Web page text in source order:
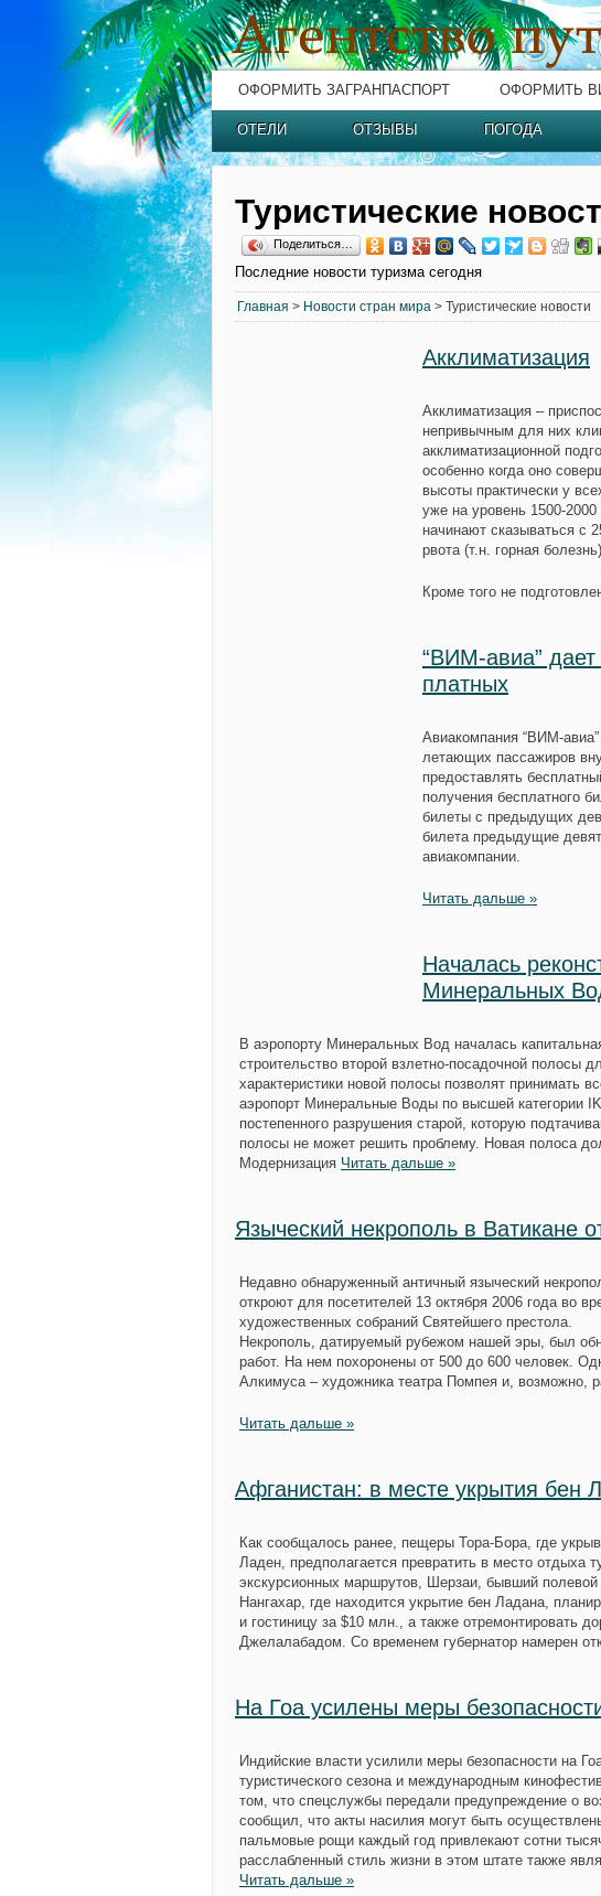
ОФОРМИТЬ ЗАГРАНПАСПОРТ ОФОРМИТЬ
ОТЕЛИ ОТЗЫВЫ ПОГОДА
Туристические
Поделиться…
Последние новости туризма сегодня
Главная > Новости стран мира > Туристические новости
Акклиматизация
Акклиматизация –
непривычным для них
акклиматизационной
особенно когда оно
высоты практически у
уже на уровень 1500-
начинают сказываться с
рвота (т.н. горная
Кроме того не
“ВИМ-авиа” дает
платных
Авиакомпания “ВИМ-
летающих пассажиров
предоставлять
получения бесплатного
билеты с предыдущих
билета предыдущие
авиакомпании.
Читать дальше »
Началась
Минеральных
В аэропорту Минеральных Вод началась
строительство второй взлетно-посадочной полосы
характеристики новой полосы позволят принимать
аэропорт Минеральные Воды по высшей категории
постепенного разрушения старой, которую
полосы не может решить проблему. Новая полоса
Модернизация Читать дальше »
Языческий некрополь в Ватикане
Недавно обнаруженный античный языческий
откроют для посетителей 13 октября 2006 года во
художественных собраний Святейшего престола.
Некрополь, датируемый рубежом нашей эры, был
работ. На нем похоронены от 500 до 600 человек.
Алкимуса – художника театра Помпея и, возможно,
Читать дальше »
Афганистан: в месте укрытия бен
Как сообщалось ранее, пещеры Тора-Бора, где
Ладен, предполагается превратить в место отдыха
экскурсионных маршрутов, Шерзаи, бывший
Нангахар, где находится укрытие бен Ладана,
и гостиницу за $10 млн., а также отремонтировать
Джелалабадом. Со временем губернатор намерен
На Гоа усилены меры
Индийские власти усилили меры безопасности на
туристического сезона и международным
том, что спецслужбы передали предупреждение о
сообщил, что акты насилия могут быть
пальмовые рощи каждый год привлекают сотни
расслабленный стиль жизни в этом штате также
Читать дальше »